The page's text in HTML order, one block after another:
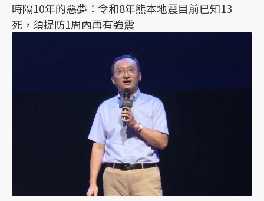
時隔10年的惡夢：令和8年熊本地震目前已知13
死，須提防1周內再有強震